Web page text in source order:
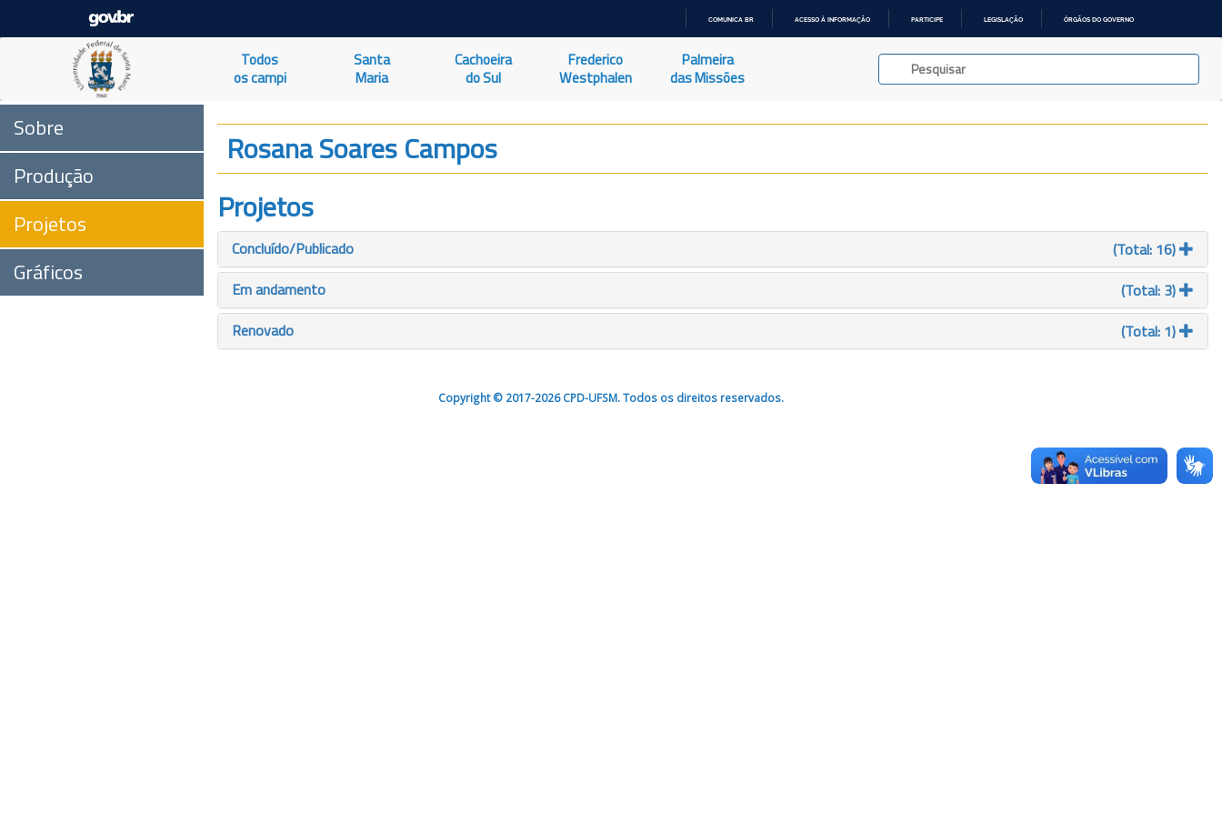
O
COMUNICA BR ACESSO À INFORMAÇÃO PARTICIPE LEGISLAÇÃO ÓRGÃOS DO GOVERNO
Todos
os campi
Santa
Maria
Cachoeira
do Sul
Frederico
Westphalen
Palmeira
das Missões
Sobre
Produção
Projetos
Gráficos
Rosana Soares Campos
Projetos
Concluído/Publicado
(Total: 16)
Em andamento
(Total: 3)
Renovado
(Total: 1)
Copyright © 2017-2026 CPD-UFSM. Todos os direitos reservados.